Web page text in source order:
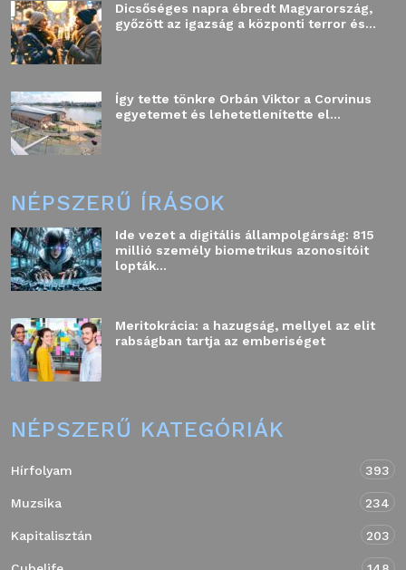
Dicsőséges napra ébredt Magyarország,
győzött az igazság a központi terror és...
Így tette tönkre Orbán Viktor a Corvinus
egyetemet és lehetetlenítette el...
NÉPSZERŰ ÍRÁSOK
Ide vezet a digitális állampolgárság: 815
millió személy biometrikus azonosítóit
lopták...
Meritokrácia: a hazugság, mellyel az elit
rabságban tartja az emberiséget
NÉPSZERŰ KATEGÓRIÁK
Hírfolyam 393
Muzsika 234
Kapitalisztán 203